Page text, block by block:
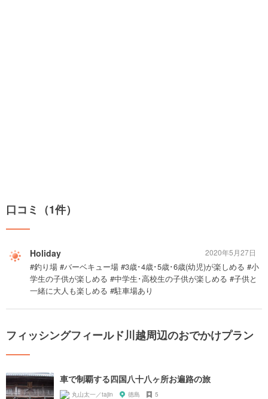
口コミ（1件）
Holiday
#釣り場 #バーベキュー場 #3歳･4歳･5歳･6歳(幼児)が楽しめる #小
学生の子供が楽しめる #中学生･高校生の子供が楽しめる #子供と
一緒に大人も楽しめる #駐車場あり
2020年5月27日
フィッシングフィールド川越周辺のおでかけプラン
車で制覇する四国八十八ヶ所お遍路の旅
丸山太一／tajin 徳島 5